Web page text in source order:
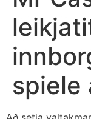
spiele